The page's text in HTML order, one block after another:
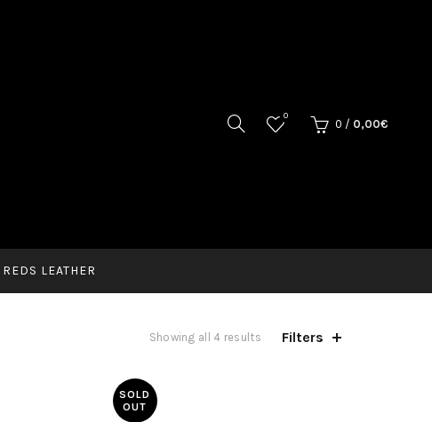
0
0 / 0,00€
LEATHER
Showing all 4 results Filters
SOLD
OUT